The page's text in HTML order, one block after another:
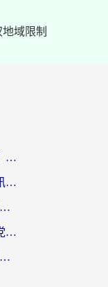
地域限制
海外看腾讯视频的软件有哪些？2026实测有效，留学生都在用的回国加速器指南
海外党必看：如何在海外看腾讯体育？解决赛事直播地区限制的终极指南
在国外可以看国内的视频app吗知乎？海外党亲测有效的追剧加速方案
在国外怎么看球赛不卡？海外党专属体育直播自由指南
在国外用什么app看国内电视剧？3步解决版权限制+卡顿难题